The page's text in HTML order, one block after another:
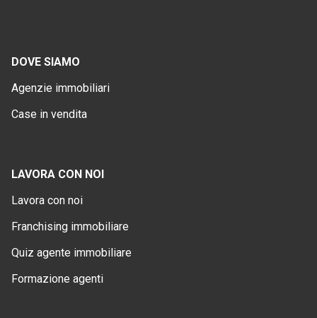
DOVE SIAMO
Agenzie immobiliari
Case in vendita
LAVORA CON NOI
Lavora con noi
Franchising immobiliare
Quiz agente immobiliare
Formazione agenti